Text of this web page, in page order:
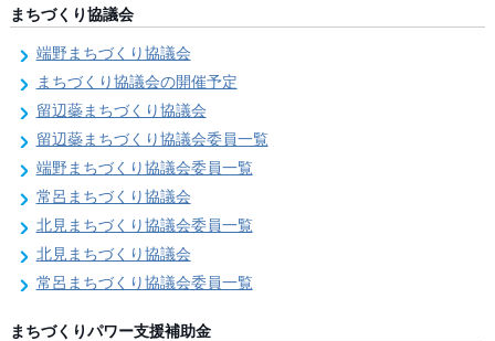
まちづくり協議会
端野まちづくり協議会
まちづくり協議会の開催予定
留辺蘂まちづくり協議会
留辺蘂まちづくり協議会委員一覧
端野まちづくり協議会委員一覧
常呂まちづくり協議会
北見まちづくり協議会委員一覧
北見まちづくり協議会
常呂まちづくり協議会委員一覧
まちづくりパワー支援補助金